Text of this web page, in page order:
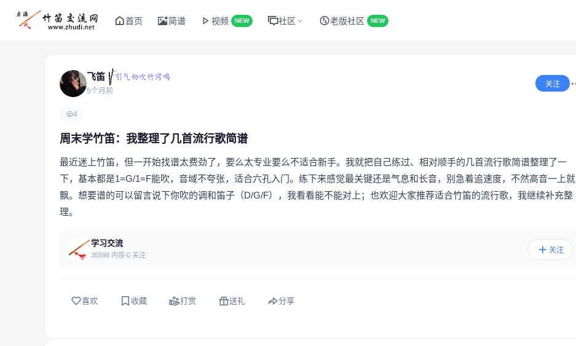
首页 简谱 视频 NEW 社区 老版社区 NEW
飞笛
5个月前
关注
4
周末学竹笛：我整理了几首流行歌简谱
最近迷上竹笛，但一开始找谱太费劲了，要么太专业要么不适合新手。我就把自己练过、相对顺手的几首流行歌简谱整理了一
下，基本都是1=G/1=F能吹，音域不夸张，适合六孔入门。练下来感觉最关键还是气息和长音，别急着追速度，不然高音一上就
飘。想要谱的可以留言说下你吹的调和笛子（D/G/F），我看看能不能对上；也欢迎大家推荐适合竹笛的流行歌，我继续补充整
理。
学习交流
35598 内容 0 关注
关注
喜欢 收藏 打赏 送礼 分享